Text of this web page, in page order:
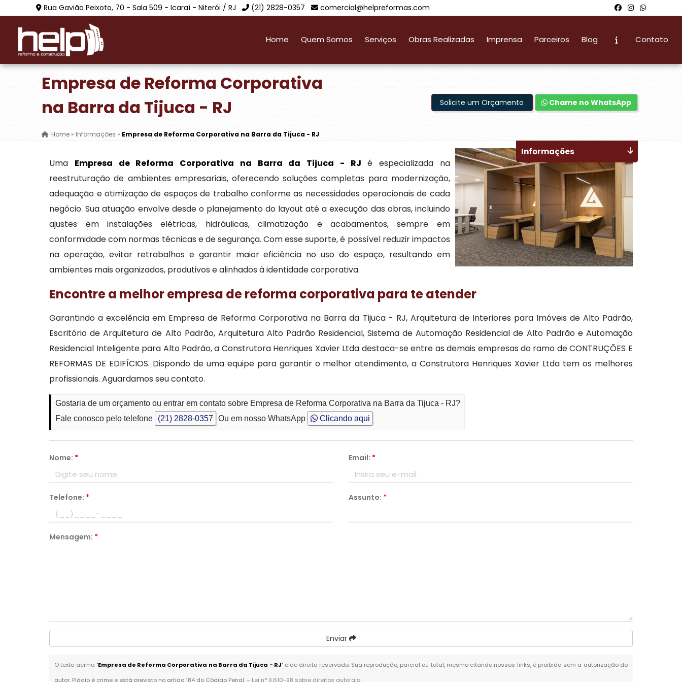
Rua Gavião Peixoto, 70 - Sala 509 - Icaraí - Niterói / RJ (21) 2828-0357 comercial@helpreformas.com
Home Quem Somos Serviços Obras Realizadas Imprensa Parceiros Blog Contato
Empresa de Reforma Corporativa
na Barra da Tijuca - RJ
Home »Informações » Empresa de Reforma Corporativa na Barra da Tijuca - RJ
Solicite um Orçamento Chame no WhatsApp
Uma Empresa de Reforma Corporativa na Barra da Tijuca - RJ é especializada na
reestruturação de ambientes empresariais, oferecendo soluções completas para modernização,
adequação e otimização de espaços de trabalho conforme as necessidades operacionais de cada
negócio. Sua atuação envolve desde o planejamento do layout até a execução das obras, incluindo
ajustes em instalações elétricas, hidráulicas, climatização e acabamentos, sempre em
conformidade com normas técnicas e de segurança. Com esse suporte, é possível reduzir impactos
na operação, evitar retrabalhos e garantir maior eficiência no uso do espaço, resultando em
ambientes mais organizados, produtivos e alinhados à identidade corporativa.
Encontre a melhor empresa de reforma corporativa para te atender
Garantindo a excelência em Empresa de Reforma Corporativa na Barra da Tijuca - RJ, Arquitetura de Interiores para Imóveis de Alto Padrão,
Escritório de Arquitetura de Alto Padrão, Arquitetura Alto Padrão Residencial, Sistema de Automação Residencial de Alto Padrão e Automação
Residencial Inteligente para Alto Padrão, a Construtora Henriques Xavier Ltda destaca-se entre as demais empresas do ramo de CONTRUÇÕES E
REFORMAS DE EDIFÍCIOS. Dispondo de uma equipe para garantir o melhor atendimento, a Construtora Henriques Xavier Ltda tem os melhores
profissionais. Aguardamos seu contato.
Gostaria de um orçamento ou entrar em contato sobre Empresa de Reforma Corporativa na Barra da Tijuca - RJ?
Fale conosco pelo telefone
(21) 2828-0357 Ou em nosso WhatsApp Clicando aqui
Nome: * Email: *
Telefone: * Assunto: *
Mensagem: *
Enviar
O texto acima "Empresa de Reforma Corporativa na Barra da Tijuca - RJ" é de direito reservado. Sua reprodução, parcial ou total, mesmo citando nossos links, é proibida sem a autorização do
autor. Plágio é crime e está previsto no artigo 184 do Código Penal. – Lei n° 9.610-98 sobre direitos autorais.
Informações